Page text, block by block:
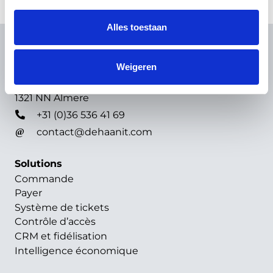
Alles toestaan
Weigeren
Contact
De Haan IT Nederland B.V.
1321 NN Almere
+31 (0)36 536 41 69
contact@dehaanit.com
Solutions
Commande
Payer
Système de tickets
Contrôle d’accès
CRM et fidélisation
Intelligence économique